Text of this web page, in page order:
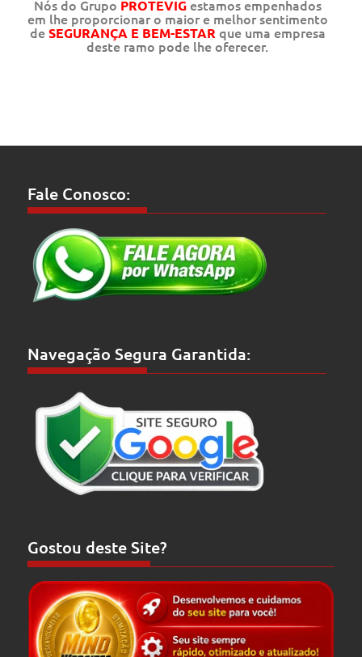
Nós do Grupo PROTEVIGestamos empenhados
em lhe proporcionar o maior e melhor sentimento
deSEGURANÇA E BEM-ESTAR que uma empresa
deste ramo pode lhe oferecer.
Fale Conosco:
Navegação Segura Garantida:
Gostou deste Site?